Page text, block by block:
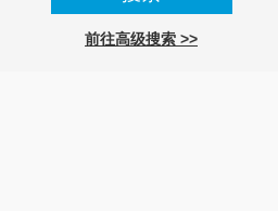
前往高级搜索 >>